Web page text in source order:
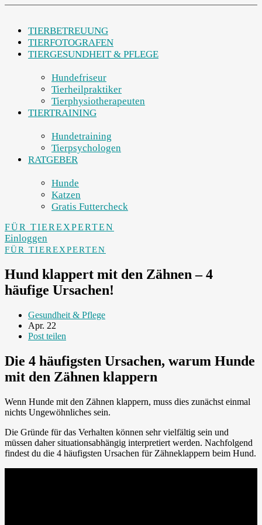
TIERBETREUUNG
TIERFOTOGRAFEN
TIERGESUNDHEIT & PFLEGE
Hundefriseur
Tierheilpraktiker
Tierphysiotherapeuten
TIERTRAINING
Hundetraining
Tierpsychologen
RATGEBER
Hunde
Katzen
Gratis Futtercheck
FÜR TIEREXPERTEN
Einloggen
FÜR TIEREXPERTEN
Hund klappert mit den Zähnen – 4
häufige Ursachen!
Gesundheit & Pflege
Apr. 22
Post teilen
Die 4 häufigsten Ursachen, warum Hunde
mit den Zähnen klappern
Wenn Hunde mit den Zähnen klappern, muss dies zunächst einmal
nichts Ungewöhnliches sein.
Die Gründe für das Verhalten können sehr vielfältig sein und
müssen daher situationsabhängig interpretiert werden. Nachfolgend
findest du die 4 häufigsten Ursachen für Zähneklappern beim Hund.